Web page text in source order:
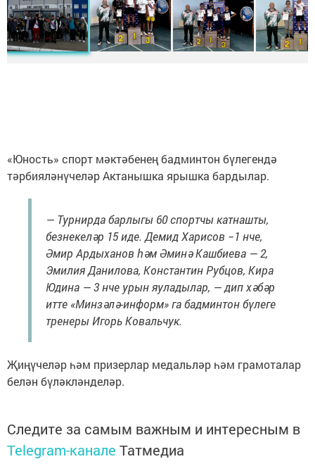
«Юность» спорт мәктәбенең бадминтон бүлегендә
тәрбияләнүчеләр Актанышка ярышка бардылар.
— Турнирда барлыгы 60 спортчы катнашты,
безнекеләр 15 иде. Демид Харисов −1 нче,
Әмир Ардыханов һәм Әминә Кашбиева — 2,
Эмилия Данилова, Константин Рубцов, Кира
Юдина — 3 нче урын яуладылар, — дип хәбәр
итте «Минзәлә-информ» га бадминтон бүлеге
тренеры Игорь Ковальчук.
Җиңүчеләр һәм призерлар медальләр һәм грамоталар
белән бүләкләнделәр.
Следите за самым важным и интересным в
Telegram-канале Татмедиа